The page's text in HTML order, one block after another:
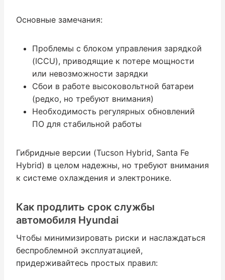
Основные замечания:
Проблемы с блоком управления зарядкой
(ICCU), приводящие к потере мощности
или невозможности зарядки
Сбои в работе высоковольтной батареи
(редко, но требуют внимания)
Необходимость регулярных обновлений
ПО для стабильной работы
Гибридные версии (Tucson Hybrid, Santa Fe
Hybrid) в целом надежны, но требуют внимания
к системе охлаждения и электронике.
Как продлить срок службы
автомобиля Hyundai
Чтобы минимизировать риски и наслаждаться
беспроблемной эксплуатацией,
придерживайтесь простых правил: